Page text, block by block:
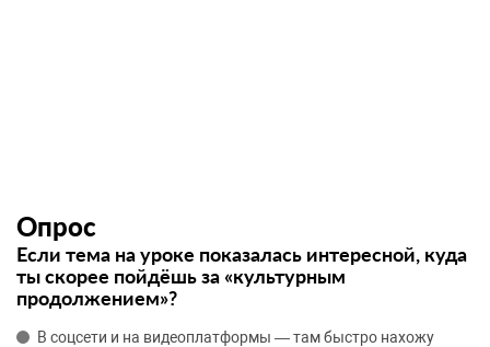
Опрос
Если тема на уроке показалась интересной, куда
ты скорее пойдёшь за «культурным
продолжением»?
В соцсети и на видеоплатформы — там быстро нахожу